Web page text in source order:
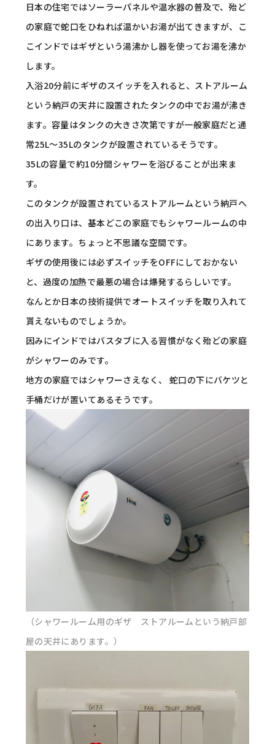
日本の住宅ではソーラーパネルや温水器の普及で、殆ど
の家庭で蛇口をひねれば温かいお湯が出てきますが、こ
こインドではギザという湯沸かし器を使ってお湯を沸か
します。
入浴20分前にギザのスイッチを入れると、ストアルーム
という納戸の天井に設置されたタンクの中でお湯が沸き
ます。容量はタンクの大きさ次第ですが一般家庭だと通
常25L～35Lのタンクが設置されているそうです。
35Lの容量で約10分間シャワーを浴びることが出来ま
す。
このタンクが設置されているストアルームという納戸へ
の出入り口は、基本どこの家庭でもシャワールームの中
にあります。ちょっと不思議な空間です。
ギザの使用後には必ずスイッチをOFFにしておかない
と、過度の加熱で最悪の場合は爆発するらしいです。
なんとか日本の技術提供でオートスイッチを取り入れて
貰えないものでしょうか。
因みにインドではバスタブに入る習慣がなく殆どの家庭
がシャワーのみです。
地方の家庭ではシャワーさえなく、 蛇口の下にバケツと
手桶だけが置いてあるそうです。
（シャワールーム用のギザ ストアルームという納戸部
屋の天井にあります。）